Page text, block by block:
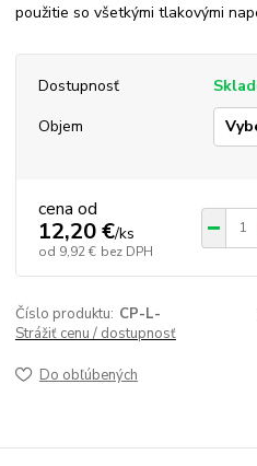
použitie so všetkými tlakovými
Dostupnosť
Objem
cena od
12,20 €/ks
od 9,92 € bez DPH
Číslo produktu: CP-L-
Strážiť cenu / dostupnosť
Do obľúbených